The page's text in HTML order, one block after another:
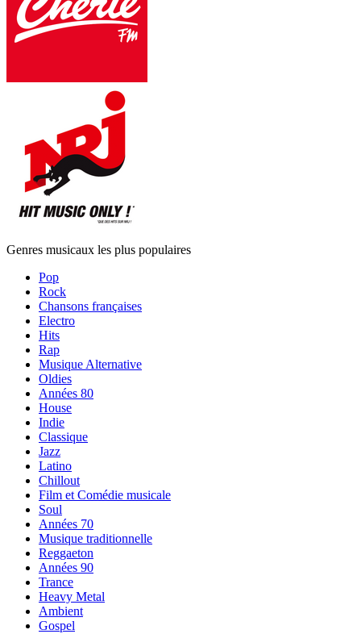
Genres musicaux les plus populaires
Pop
Rock
Chansons françaises
Electro
Hits
Rap
Musique Alternative
Oldies
Années 80
House
Indie
Classique
Jazz
Latino
Chillout
Film et Comédie musicale
Soul
Années 70
Musique traditionnelle
Reggaeton
Années 90
Trance
Heavy Metal
Ambient
Gospel